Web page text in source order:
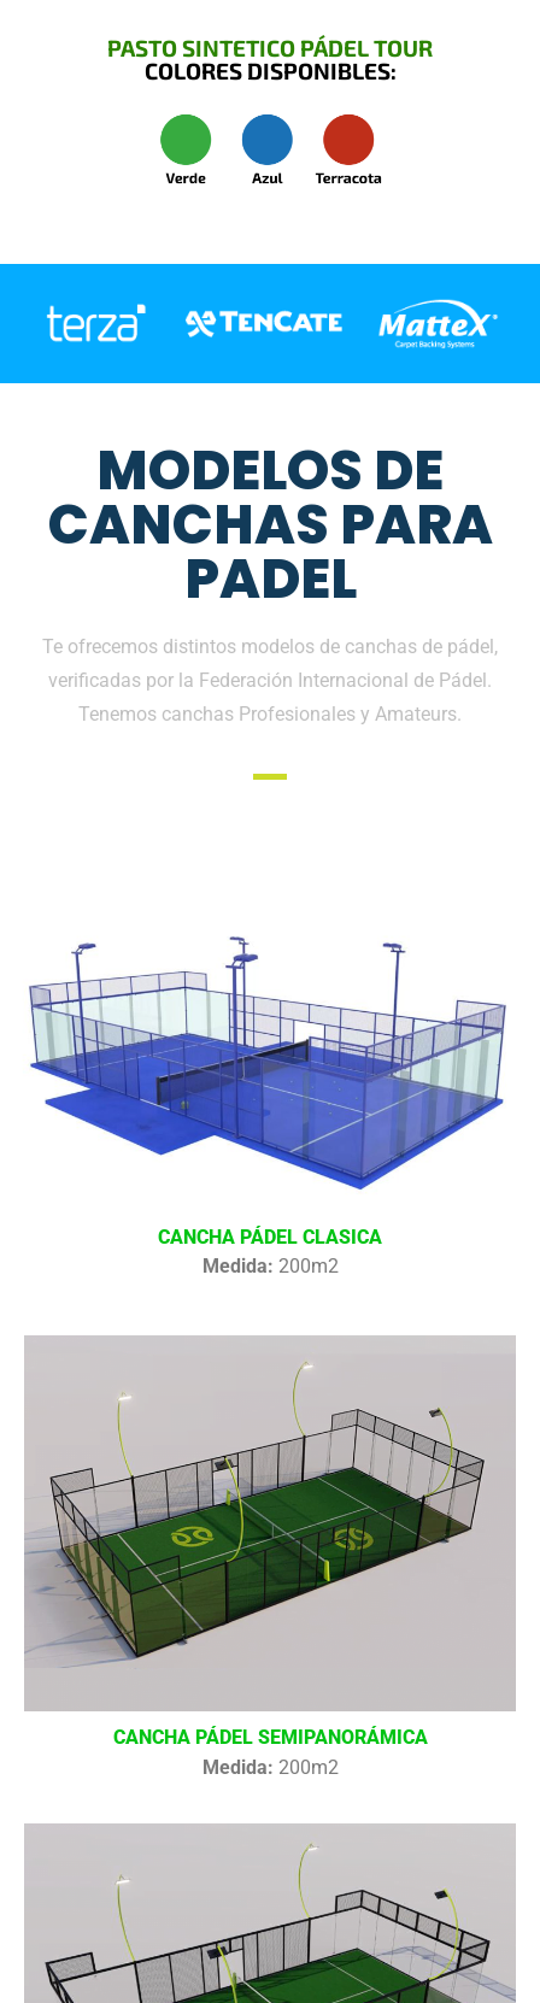
PASTO SINTETICO PÁDEL TOUR
COLORES DISPONIBLES:
MODELOS DE
CANCHAS PARA
PADEL
Te ofrecemos distintos modelos de canchas de pádel,
verificadas por la Federación Internacional de Pádel.
Tenemos canchas Profesionales y Amateurs.
CANCHA PÁDEL CLASICA
Medida: 200m2
CANCHA PÁDEL SEMIPANORÁMICA
Medida: 200m2